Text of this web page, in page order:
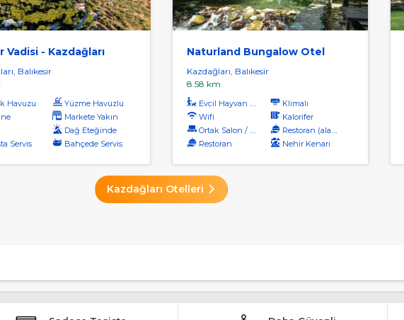
Vadisi - Kazdağları
Balıkesir
Havuzu
Yüzme Havuzlu
Markete Yakın
Dağ Eteğinde
Servis
Bahçede Servis
Naturland Bungalow Otel
Kazdağları, Balıkesir
8.58 km
Evcil Hayvan Kabul
Klimalı
Wifi
Kalorifer
Ortak Salon / Tv Alanı
Restoran (alakart)
Restoran
Nehir Kenarı
Kazdağları Otelleri